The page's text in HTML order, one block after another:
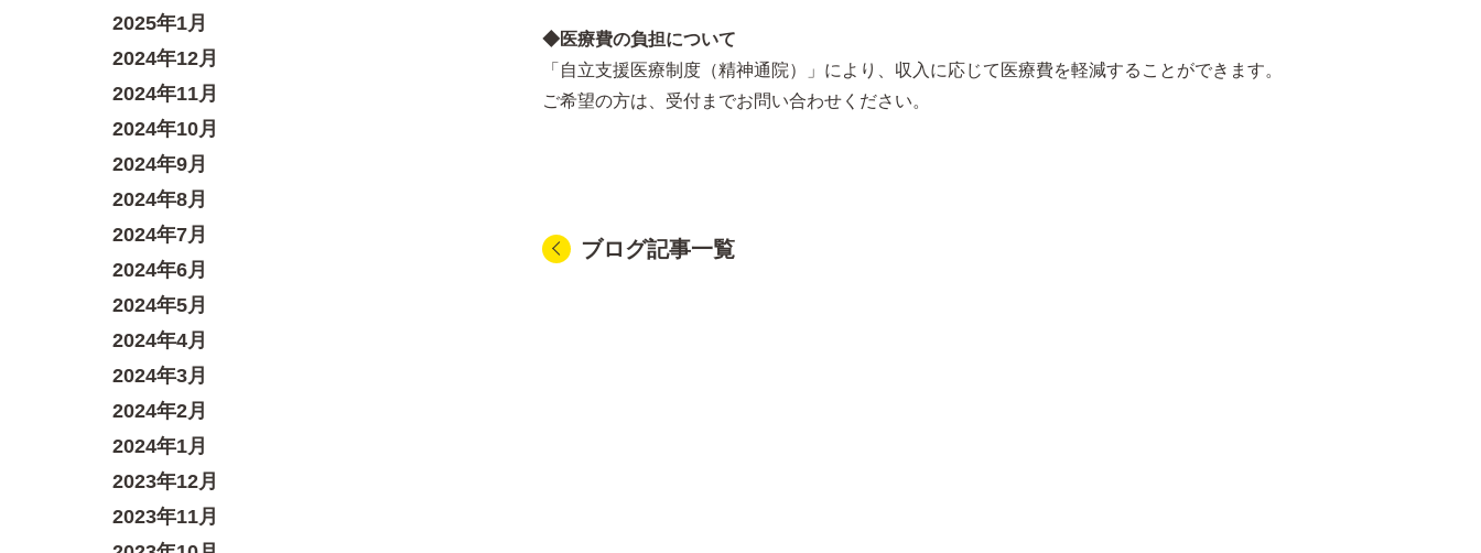
◆医療費の負担について
「自立支援医療制度（精神通院）」により、収入に応じて医療費を軽減することができます。
ご希望の方は、受付までお問い合わせください。
ブログ記事一覧
2025年1月
2024年12月
2024年11月
2024年10月
2024年9月
2024年8月
2024年7月
2024年6月
2024年5月
2024年4月
2024年3月
2024年2月
2024年1月
2023年12月
2023年11月